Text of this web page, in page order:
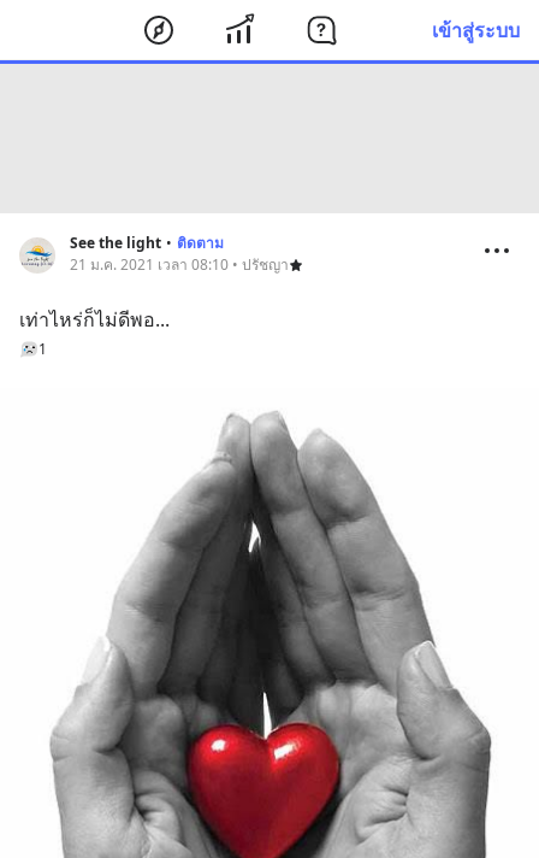
เข้าสู่ระบบ
See the light • ติดตาม
21 ม.ค. 2021 เวลา 08:10 • ปรัชญา
เท่าไหร่ก็ไม่ดีพอ...
1